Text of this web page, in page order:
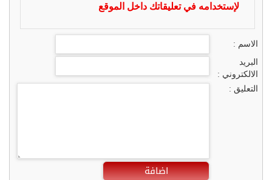
لإستخدامه في تعليقاتك داخل الموقع
الاسم :
البريد
الالكتروني :
التعليق :
اضافة